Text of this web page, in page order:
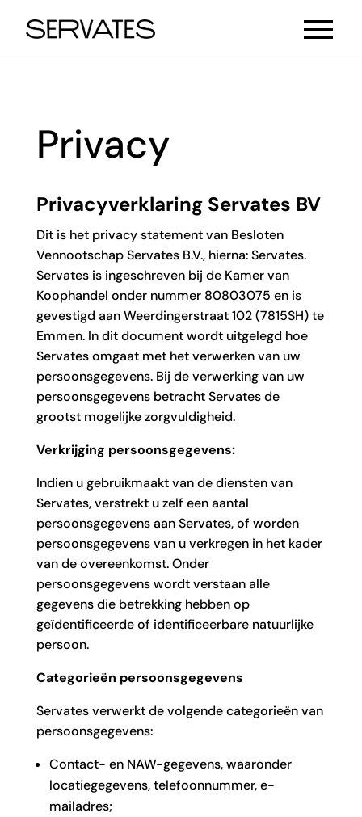
Privacy
Privacyverklaring Servates BV
Dit is het privacy statement van Besloten
Vennootschap Servates B.V., hierna: Servates.
Servates is ingeschreven bij de Kamer van
Koophandel onder nummer 80803075 en is
gevestigd aan Weerdingerstraat 102 (7815SH) te
Emmen. In dit document wordt uitgelegd hoe
Servates omgaat met het verwerken van uw
persoonsgegevens. Bij de verwerking van uw
persoonsgegevens betracht Servates de
grootst mogelijke zorgvuldigheid.
Verkrijging persoonsgegevens:
Indien u gebruikmaakt van de diensten van
Servates, verstrekt u zelf een aantal
persoonsgegevens aan Servates, of worden
persoonsgegevens van u verkregen in het kader
van de overeenkomst. Onder
persoonsgegevens wordt verstaan alle
gegevens die betrekking hebben op
geïdentificeerde of identificeerbare natuurlijke
persoon.
Categorieën persoonsgegevens
Servates verwerkt de volgende categorieën van
persoonsgegevens:
Contact- en NAW-gegevens, waaronder
locatiegegevens, telefoonnummer, e-
mailadres;